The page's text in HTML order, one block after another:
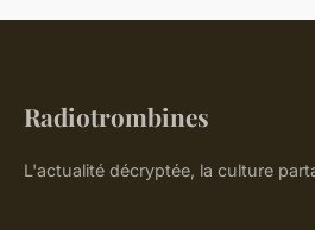
Radiotrombines
L'actualité décryptée, la culture